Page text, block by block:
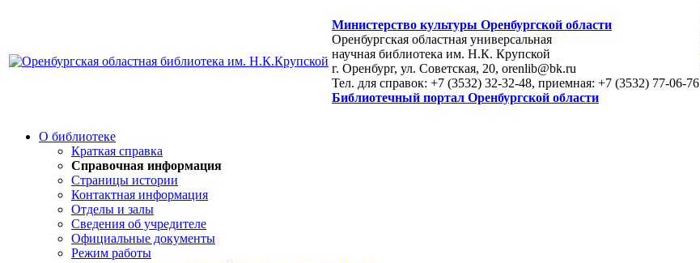
Министерство культуры Оренбургской области
Оренбургская областная универсальная
научная библиотека им. Н.К. Крупской
г. Оренбург, ул. Советская, 20, orenlib@bk.ru
Тел. для справок: +7 (3532) 32-32-48, приемная: +7 (3532) 77-06-76
Библиотечный портал Оренбургской области
О библиотеке
Краткая справка
Справочная информация
Страницы истории
Контактная информация
Отделы и залы
Сведения об учредителе
Официальные документы
Режим работы